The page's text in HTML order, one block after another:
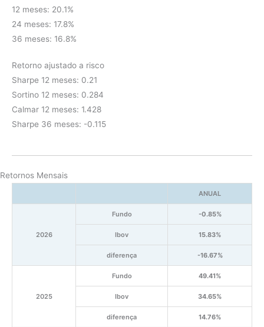
12 meses: 20.1%
24 meses: 17.8%
36 meses: 16.8%
Retorno ajustado a risco
Sharpe 12 meses: 0.21
Sortino 12 meses: 0.284
Calmar 12 meses: 1.428
Sharpe 36 meses: -0.115
Retornos Mensais
ANUAL
2026
Fundo -0.85%
Ibov 15.83%
diferença -16.67%
2025
Fundo 49.41%
Ibov 34.65%
diferença 14.76%